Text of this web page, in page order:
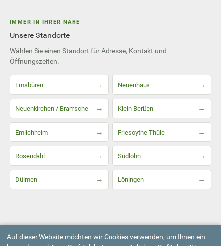
IMMER IN IHRER NÄHE
Unsere Standorte
Wählen Sie einen Standort für Adresse, Kontakt und
Öffnungszeiten.
Emsbüren → Neuenhaus →
Neuenkirchen / Bramsche → Klein Berßen →
Emlichheim → Friesoythe-Thüle →
Rosendahl → Südlohn →
Dülmen → Löningen →
Auf dieser Website möchten wir Cookies verwenden, um Ihnen ein